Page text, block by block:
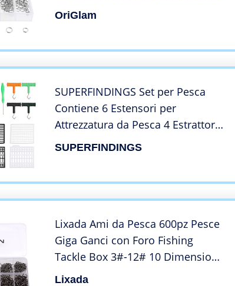
da pesca, anelli divisi per Jigging,
OriGlam
SUPERFINDINGS Set per Pesca
Contiene 6 Estensori per
Attrezzatura da Pesca 4 Estrattori
1 Set di aghi per Esche 2 Infilatrici
SUPERFINDINGS
Lixada Ami da Pesca 600pz Pesce
Giga Ganci con Foro Fishing
Tackle Box 3#-12# 10 Dimensioni
in Acciaio al Carbonio (500pcs
Lixada